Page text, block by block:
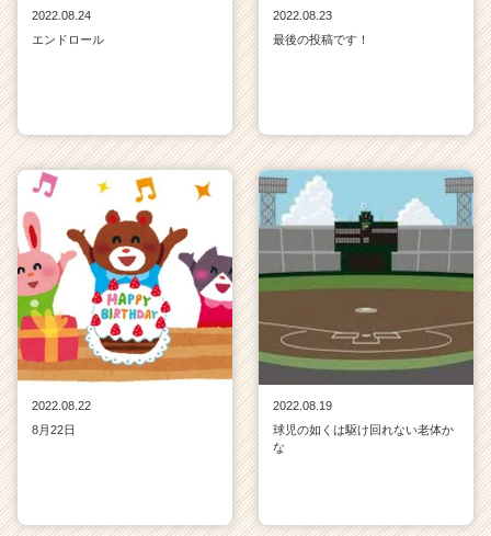
2022.08.24
エンドロール
2022.08.23
最後の投稿です！
2022.08.22
8月22日
2022.08.19
球児の如くは駆け回れない老体か
な